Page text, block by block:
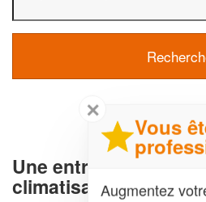
Une entreprise de
climatisation à
✕
Vous
Augmentez